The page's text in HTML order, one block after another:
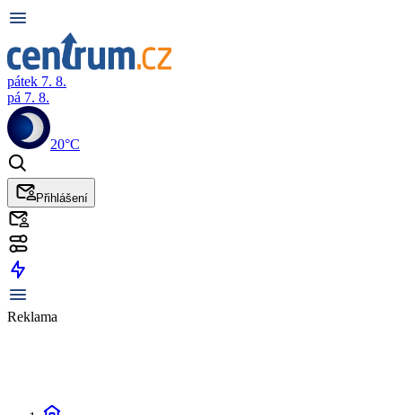
pátek 7. 8.
pá 7. 8.
20°C
Přihlášení
Reklama